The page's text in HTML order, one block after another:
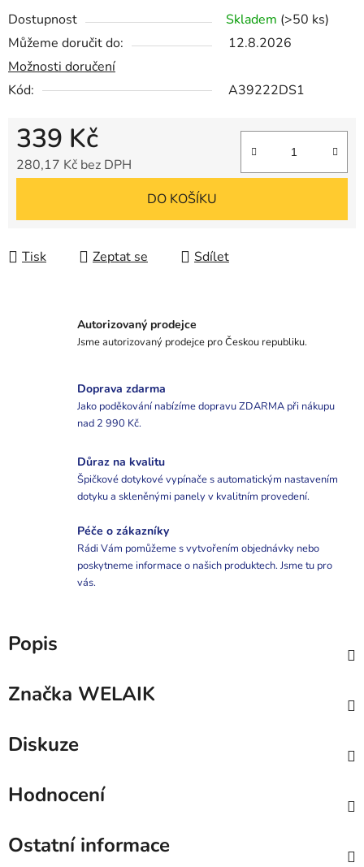
Dostupnost Skladem (>50 ks)
Můžeme doručit do:
12.8.2026
Možnosti doručení
Kód:
A39222DS1
339 Kč
280,17 Kč bez DPH
DO KOŠÍKU
Tisk Zeptat se Sdílet
Autorizovaný prodejce
Jsme autorizovaný prodejce pro Českou republiku.
Doprava zdarma
Jako poděkování nabízíme dopravu ZDARMA při nákupu
nad 2 990 Kč.
Důraz na kvalitu
Špičkové dotykové vypínače s automatickým nastavením
dotyku a skleněnými panely v kvalitním provedení.
Péče o zákazníky
Rádi Vám pomůžeme s vytvořením objednávky nebo
poskytneme informace o našich produktech. Jsme tu pro
vás.
Popis
Značka WELAIK
Diskuze
Hodnocení
Ostatní informace